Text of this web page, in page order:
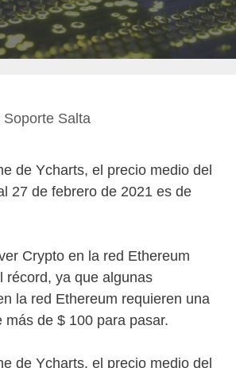
Soporte Salta
de Ycharts, el precio medio del
27 de febrero de 2021 es de
Crypto en la red Ethereum
récord, ya que algunas
la red Ethereum requieren una
más de $ 100 para pasar.
de Ycharts, el precio medio del